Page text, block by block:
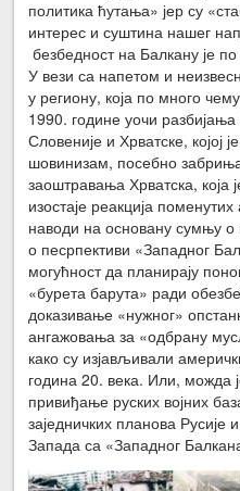
политика ћутања» јер су
интерес и суштина нашег
безбедност на Балкану је
У вези са напетом и
у региону, која по много
1990. године уочи разбијања
Словеније и Хрватске, којој
шовинизам, посебно
заоштравања Хрватска,
изостаје реакција
наводи на основану сумњу
о песрпективи «Западног
могућност да планирају
«бурета барута» ради
доказивање «нужног»
ангажовања за «одбрану
како су изјављивали
година 20. века. Или, можда
привиђање руских војних
заједничких планова Русије
Запада са «Западног